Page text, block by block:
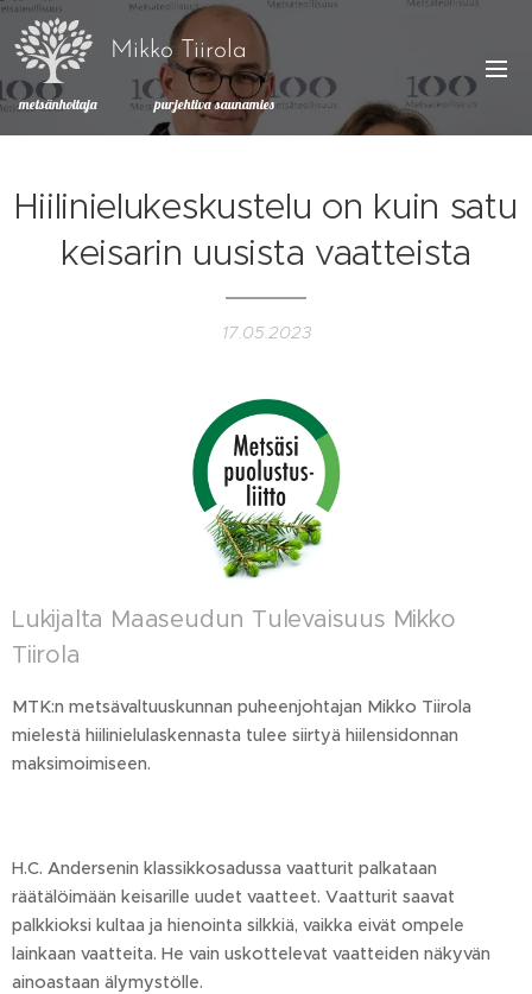
Mikko Tiirola
metsänhoitaja purjehtiva saunamies
Hiilinielukeskustelu on kuin satu
keisarin uusista vaatteista
17.05.2023
Lukijalta Maaseudun Tulevaisuus Mikko
Tiirola
MTK:n metsävaltuuskunnan puheenjohtajan Mikko Tiirola
mielestä hiilinielulaskennasta tulee siirtyä hiilensidonnan
maksimoimiseen.
H.C. Andersenin klassikkosadussa vaatturit palkataan
räätälöimään keisarille uudet vaatteet. Vaatturit saavat
palkkioksi kultaa ja hienointa silkkiä, vaikka eivät ompele
lainkaan vaatteita. He vain uskottelevat vaatteiden näkyvän
ainoastaan älymystölle.